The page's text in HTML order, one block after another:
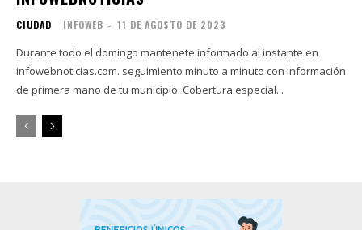
CIUDAD INFOWEB - 11 DE AGOSTO DE 2023
Durante todo el domingo mantenete informado al instante en
infowebnoticias.com. seguimiento minuto a minuto con información
de primera mano de tu municipio. Cobertura especial...